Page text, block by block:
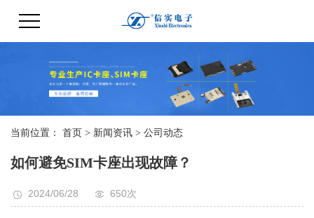
当前位置： 首页 > 新闻资讯 > 公司动态
如何避免SIM卡座出现故障？
2024/06/28 650次